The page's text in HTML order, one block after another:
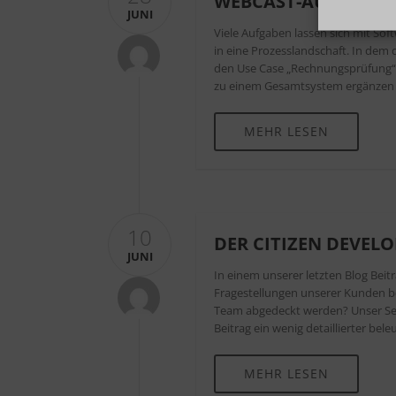
JUNI
Viele Aufgaben lassen sich mit
in eine Prozesslandschaft. In
den Use Case
zu einem Gesamtsystem
MEHR LESEN
10
JUNI
DER CITIZEN
In einem unserer letzten Blog
Fragestellungen unserer Kunden
Team abgedeckt werden? Unser
Beitrag ein wenig detaillierter
MEHR LESEN